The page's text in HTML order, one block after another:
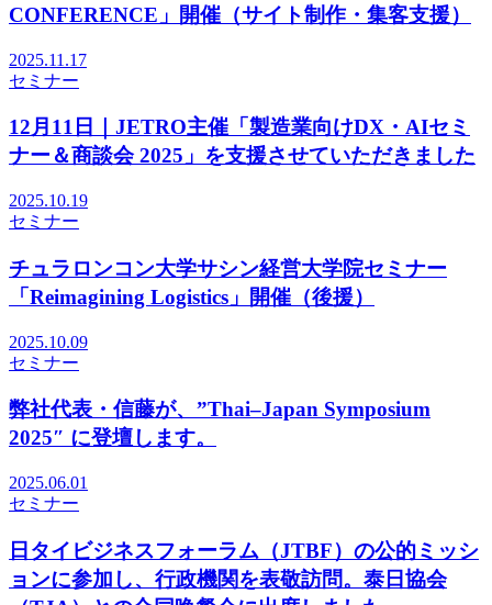
CONFERENCE」開催（サイト制作・集客支援）
2025.11.17
セミナー
12月11日｜JETRO主催「製造業向けDX・AIセミ
ナー＆商談会 2025」を支援させていただきました
2025.10.19
セミナー
チュラロンコン大学サシン経営大学院セミナー
「Reimagining Logistics」開催（後援）
2025.10.09
セミナー
弊社代表・信藤が、”Thai–Japan Symposium
2025″ に登壇します。
2025.06.01
セミナー
日タイビジネスフォーラム（JTBF）の公的ミッシ
ョンに参加し、行政機関を表敬訪問。泰日協会